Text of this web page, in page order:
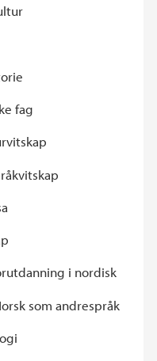
fag
i nordisk
som andrespråk